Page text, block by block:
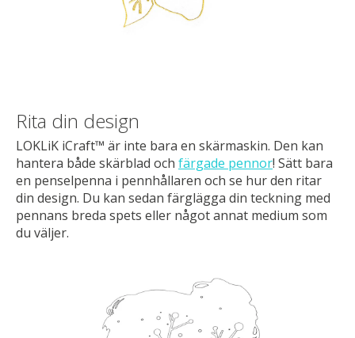
Rita din design
LOKLiK iCraft™ är inte bara en skärmaskin. Den kan
hantera både skärblad ochfärgade pennor! Sätt bara
en penselpenna i pennhållaren och se hur den ritar
din design. Du kan sedan färglägga din teckning med
pennans breda spets eller något annat medium som
du väljer.